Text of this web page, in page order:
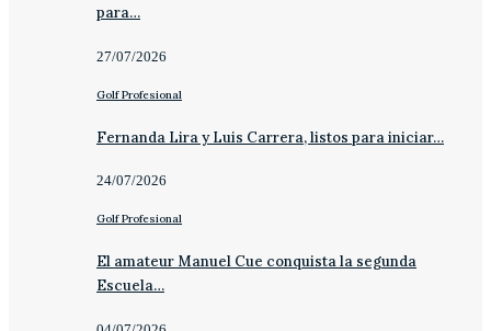
para…
27/07/2026
Golf Profesional
Fernanda Lira y Luis Carrera, listos para iniciar…
24/07/2026
Golf Profesional
El amateur Manuel Cue conquista la segunda
Escuela…